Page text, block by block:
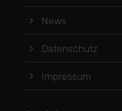
News
Datenschutz
Impressum